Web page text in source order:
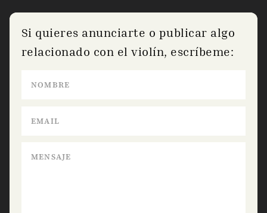
Si quieres anunciarte o publicar algo
relacionado con el violín, escríbeme: